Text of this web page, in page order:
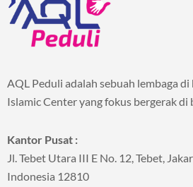
AQL Peduli adalah sebuah lembaga
Islamic Center yang fokus bergerak di
Kantor Pusat :
Jl. Tebet Utara III E No. 12, Tebet,
Indonesia 12810